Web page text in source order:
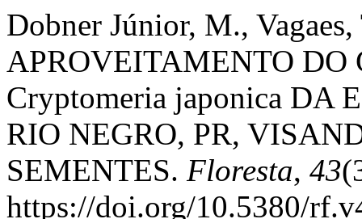
Dobner Júnior, M.,
APROVEITAMENTO DO
Cryptomeria japonica DA
RIO NEGRO, PR,
SEMENTES. Floresta, 43
https://doi.org/10.5380/